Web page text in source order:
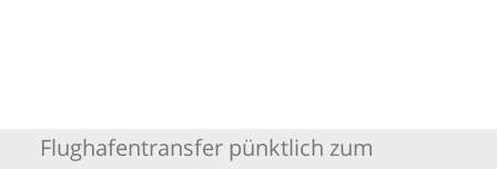
Flughafentransfer pünktlich zum